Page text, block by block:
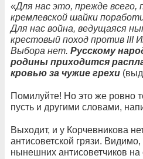
«Для нас это, прежде всего,
кремлевской шайки
Для нас война, ведущаяся
крестовый поход против III
Выбора нет. Русскому
родины приходится
кровью за чужие грехи
Помилуйте! Но это же ровно
пусть и другими словами,
Выходит, и у Корчевникова
антисоветской грязи.
нынешних антисоветчиков